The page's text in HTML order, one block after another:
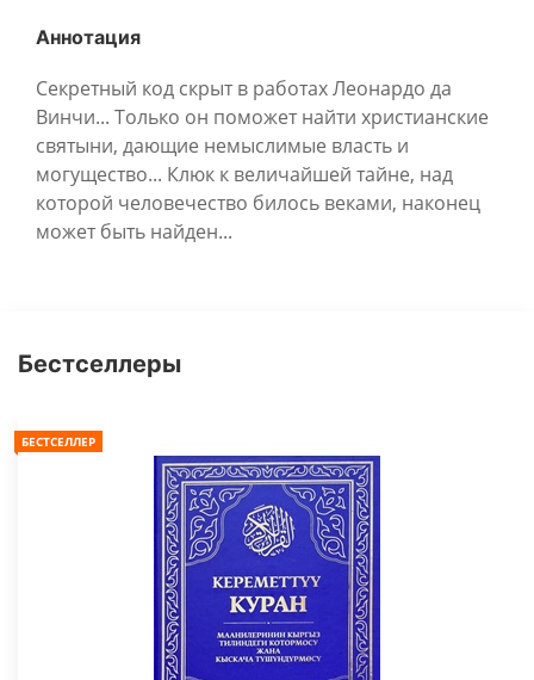
Аннотация
Секретный код скрыт в работах Леонардо да
Винчи... Только он поможет найти христианские
святыни, дающие немыслимые власть и
могущество... Клюк к величайшей тайне, над
которой человечество билось веками, наконец
может быть найден...
Бестселлеры
БЕСТСЕЛЛЕР